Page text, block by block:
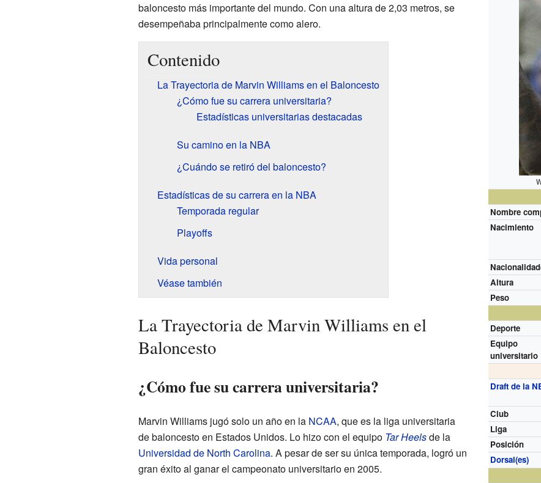
Nombre
Nacimiento
Altura
Peso
Deporte
Equipo
universitario
Draft de la
Club
Liga
Posición
Dorsal(es)
baloncesto más importante del mundo. Con una altura de 2,03 metros, se
desempeñaba principalmente como alero.
Contenido
La Trayectoria de Marvin Williams en el Baloncesto
¿Cómo fue su carrera universitaria?
Estadísticas universitarias destacadas
Su camino en la NBA
¿Cuándo se retiró del baloncesto?
Estadísticas de su carrera en la NBA
Temporada regular
Playoffs
Vida personal
Véase también
La Trayectoria de Marvin Williams en el
Baloncesto
¿Cómo fue su carrera universitaria?
Marvin Williams jugó solo un año en la NCAA, que es la liga universitaria
de baloncesto en Estados Unidos. Lo hizo con el equipo Tar Heelsde la
Universidad de North Carolina. A pesar de ser su única temporada, logró un
gran éxito al ganar el campeonato universitario en 2005.